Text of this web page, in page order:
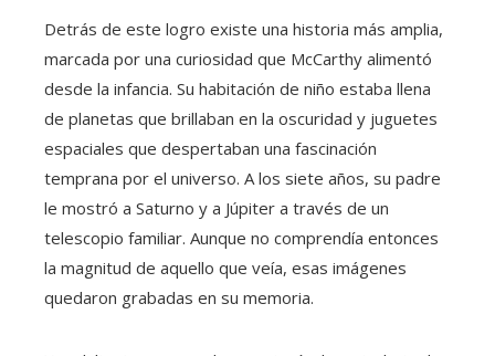
Detrás de este logro existe una historia más amplia,
marcada por una curiosidad que McCarthy alimentó
desde la infancia. Su habitación de niño estaba llena
de planetas que brillaban en la oscuridad y juguetes
espaciales que despertaban una fascinación
temprana por el universo. A los siete años, su padre
le mostró a Saturno y a Júpiter a través de un
telescopio familiar. Aunque no comprendía entonces
la magnitud de aquello que veía, esas imágenes
quedaron grabadas en su memoria.